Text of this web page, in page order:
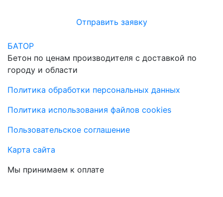
Отправить заявку
БАТОР
Бетон по ценам производителя с доставкой по
городу и области
Политика обработки персональных данных
Политика использования файлов cookies
Пользовательское соглашение
Карта сайта
Мы принимаем к оплате